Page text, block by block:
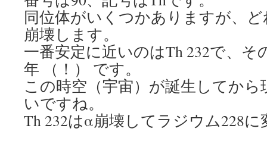
同位体がいくつかありますが、
崩壊します。
一番安定に近いのはTh 232で、そ
年 （！） です。
この時空（宇宙）が誕生してか
いですね。
Th 232はα崩壊してラジウム228